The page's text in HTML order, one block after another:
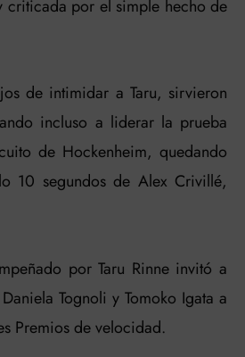
criticada por el simple hecho de
de intimidar a Taru, sirvieron
incluso a liderar la prueba
de Hockenheim, quedando
10 segundos de Alex Crivillé,
por Taru Rinne invitó a
Tognoli y Tomoko Igata a
Premios de velocidad.